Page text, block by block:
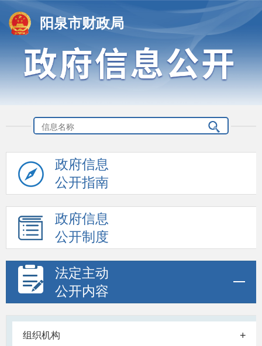
阳泉市财政局
政府信息
公开指南
政府信息
公开制度
法定主动
公开内容
组织机构 +